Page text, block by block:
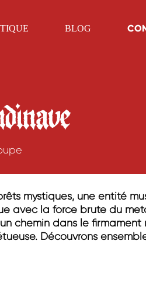
BLOG
mystiques, une entité
avec la force brute du
chemin dans le firmament
Découvrons